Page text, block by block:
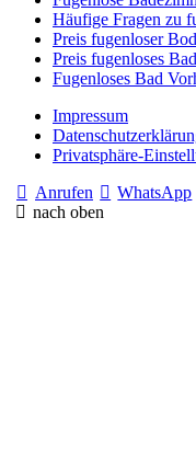
Häufige Fragen zu
Preis fugenloser
Preis fugenloses Bad
Fugenloses Bad
Impressum
Privatsphäre-
Anrufen
WhatsApp
nach oben